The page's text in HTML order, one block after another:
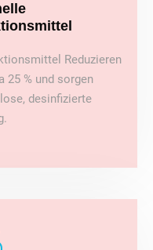
Reduzieren
25 % und sorgen
desinfizierte